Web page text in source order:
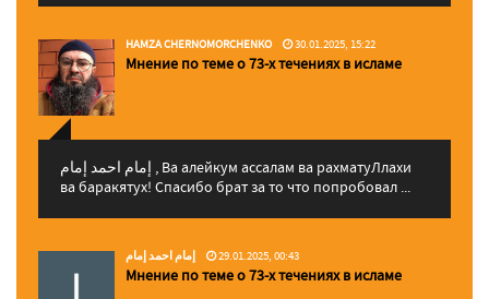
HAMZA CHERNOMORCHENKO 30.01.2025, 15:22
Мнение по теме о 73-х течениях в исламе
إمام احمد إمام , Ва алейкум ассалам ва рахматуЛлахи
ва баракятух! Спасибо брат за то что попробовал ...
إمام احمد إمام 29.01.2025, 00:43
Мнение по теме о 73-х течениях в исламе